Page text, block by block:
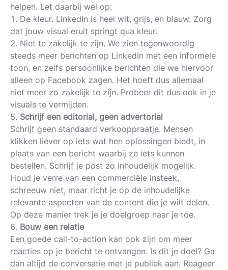
helpen. Let daarbij wel op:
De kleur. LinkedIn is heel wit, grijs, en blauw. Zorg
dat jouw visual eruit springt qua kleur.
Niet te zakelijk te zijn. We zien tegenwoordig
steeds meer berichten op LinkedIn met een informele
toon, en zelfs persoonlijke berichten die we hiervoor
alleen op Facebook zagen. Het hoeft dus allemaal
niet meer zo zakelijk te zijn. Probeer dit dus ook in je
visuals te vermijden.
Schrijf een editorial, geen advertorial
Schrijf geen standaard verkooppraatje. Mensen
klikken liever op iets wat hen oplossingen biedt, in
plaats van een bericht waarbij ze iets kunnen
bestellen. Schrijf je post zo inhoudelijk mogelijk.
Houd je verre van een commerciële insteek,
schreeuw niet, maar richt je op de inhoudelijke
relevante aspecten van de content die je wilt delen.
Op deze manier trek je je doelgroep naar je toe.
Bouw een relatie
Een goede call-to-action kan ook zijn om meer
reacties op je bericht te ontvangen. Is dit je doel? Ga
dan altijd de conversatie met je publiek aan. Reageer